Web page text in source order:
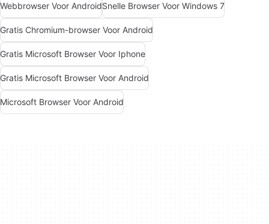
Webbrowser Voor AndroidSnelle Browser Voor Windows 7
Gratis Chromium-browser Voor Android
Gratis Microsoft Browser Voor Iphone
Gratis Microsoft Browser Voor Android
Microsoft Browser Voor Android